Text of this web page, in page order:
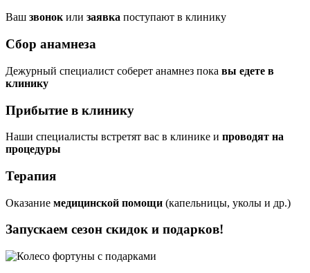
Ваш звонокили заявка поступают в клинику
Сбор анамнеза
Дежурный специалист соберет анамнез пока вы едете в
клинику
Прибытие в клинику
Наши специалисты встретят вас в клинике и проводят на
процедуры
Терапия
Оказание медицинской помощи (капельницы, уколы и др.)
Запускаем сезон скидок и подарков!